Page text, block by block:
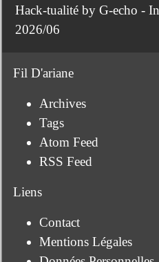
Hack-tualité by G-echo -
2026/06
Fil D'ariane
Archives
Tags
Atom Feed
RSS Feed
Liens
Contact
Mentions Légales